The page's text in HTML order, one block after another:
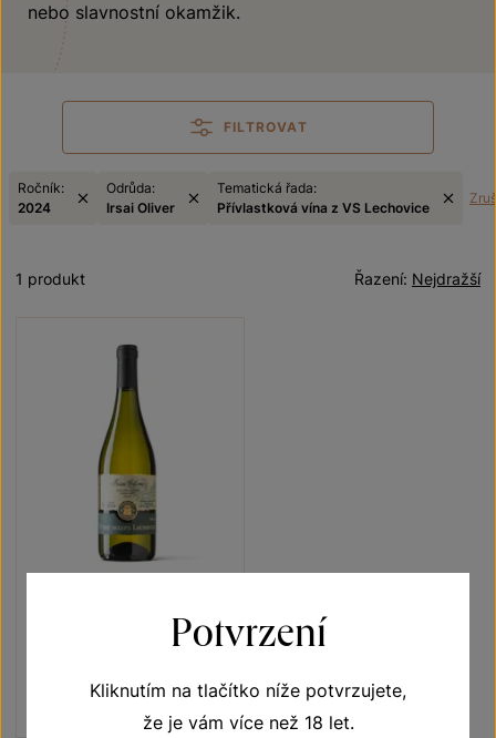
nebo slavnostní okamžik.
FILTROVAT
Ročník:
2024
Odrůda:
Irsai Oliver
Tematická řada:
Přívlastková vína z VS Lechovice
Nejdražší
Řazení:
1 produkt
Přívlastková vína z VS
Šarže 2409
Kč
Potvrzení
Kliknutím na tlačítko níže potvrzujete,
že je vám více než 18 let.